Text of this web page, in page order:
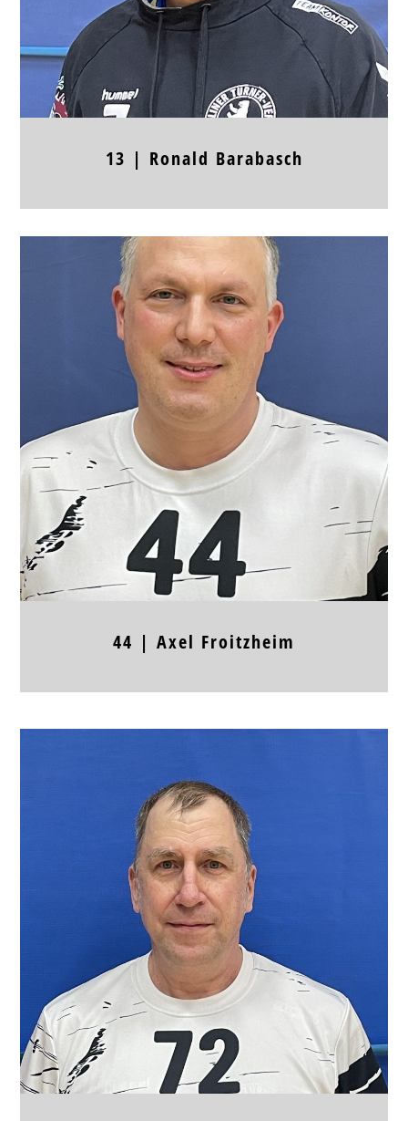
Frühere Stationen
13 | Ronald Barabasch
Position
RL
Jahrgang
Körpergröße
Frühere Stationen
44 | Axel Froitzheim
Position
LA, RA
Jahrgang
Körpergröße
Frühere Stationen